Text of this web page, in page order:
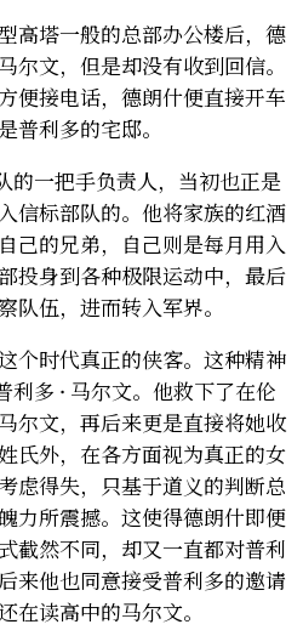
高塔一般的总部办公楼后，德
尔文，但是却没有收到回信。
便接电话，德朗什便直接开车
普利多的宅邸。
的一把手负责人，当初也正是
信标部队的。他将家族的红酒
己的兄弟，自己则是每月用入
投身到各种极限运动中，最后
队伍，进而转入军界。
个时代真正的侠客。这种精神
利多 · 马尔文。他救下了在伦
尔文，再后来更是直接将她收
氏外，在各方面视为真正的女
虑得失，只基于道义的判断总
力所震撼。这使得德朗什即便
截然不同，却又一直都对普利
来他也同意接受普利多的邀请
在读高中的马尔文。